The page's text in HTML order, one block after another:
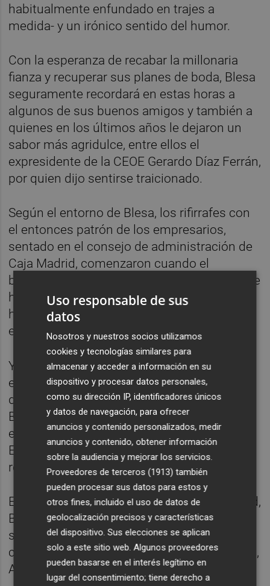
habitualmente enfundado en trajes a
medida- y un irónico sentido del humor.
Con la esperanza de recabar la millonaria
fianza y recuperar sus planes de boda, Blesa
seguramente recordará en estas horas a
algunos de sus buenos amigos y también a
quienes en los últimos años le dejaron un
sabor más agridulce, entre ellos el
expresidente de la CEOE Gerardo Díaz Ferrán,
por quien dijo sentirse traicionado.
Según el entorno de Blesa, los rifirrafes con
el entonces patrón de los empresarios,
sentado en el consejo de administración de
Caja Madrid, comenzaron cuando el
banquero se dio cuenta de que Díaz Ferrán le
había embaucado en operaciones que
habían resultado un fiasco, como la entrada
en el capital de SOS.
Y se acrecentaron con el polémico proceso
electoral en el que Díaz Ferrán, en prisión
desde el pasado diciembre, dejó de apoyar a
Blesa y se alineó con las tesis de la
expresidenta de la Comunidad de Madrid,
Esperanza Aguirre, quien abogaba por
renovar la cúpula de la entidad financiera.
En sus últimos años al frente de Caja Madrid,
Blesa luchó encarnizadamente para optar a
su reelección como presidente de la entidad
con el apoyo del entonces alcalde de Madrid,
Alberto Ruiz-Gallardón.
Uso responsable de sus
datos
Nosotros y nuestros socios utilizamos
cookies y tecnologías similares para
almacenar y acceder a información en su
dispositivo y procesar datos personales,
como su dirección IP, identificadores únicos
y datos de navegación, para ofrecer
anuncios y contenido personalizados, medir
anuncios y contenido, obtener información
sobre la audiencia y mejorar los servicios.
Proveedores de terceros (1913) también
pueden procesar sus datos para estos y
otros fines, incluido el uso de datos de
geolocalización precisos y características
del dispositivo. Sus elecciones se aplican
solo a este sitio web. Algunos proveedores
pueden basarse en el interés legítimo en
lugar del consentimiento; tiene derecho a